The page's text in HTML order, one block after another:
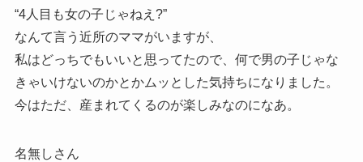
“4人目も女の子じゃねえ?”
なんて言う近所のママがいますが、
私はどっちでもいいと思ってたので、何で男の子じゃな
きゃいけないのかとかムッとした気持ちになりました。
今はただ、産まれてくるのが楽しみなのになあ。
名無しさん